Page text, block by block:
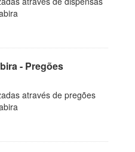
- Pregões
através de pregões